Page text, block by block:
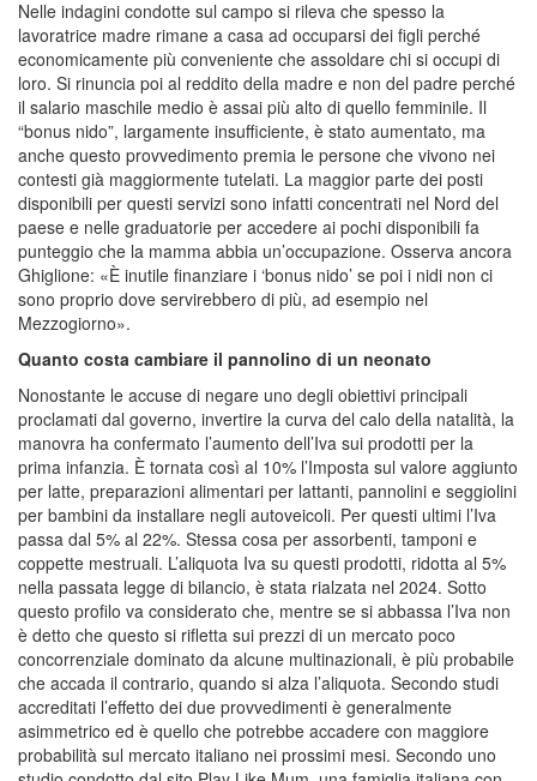
Nelle indagini condotte sul campo si rileva che spesso la
lavoratrice madre rimane a casa ad occuparsi dei figli perché
economicamente più conveniente che assoldare chi si occupi di
loro. Si rinuncia poi al reddito della madre e non del padre perché
il salario maschile medio è assai più alto di quello femminile. Il
“bonus nido”, largamente insufficiente, è stato aumentato, ma
anche questo provvedimento premia le persone che vivono nei
contesti già maggiormente tutelati. La maggior parte dei posti
disponibili per questi servizi sono infatti concentrati nel Nord del
paese e nelle graduatorie per accedere ai pochi disponibili fa
punteggio che la mamma abbia un’occupazione. Osserva ancora
Ghiglione: «È inutile finanziare i ‘bonus nido’ se poi i nidi non ci
sono proprio dove servirebbero di più, ad esempio nel
Mezzogiorno».
Quanto costa cambiare il pannolino di un neonato
Nonostante le accuse di negare uno degli obiettivi principali
proclamati dal governo, invertire la curva del calo della natalità, la
manovra ha confermato l’aumento dell’Iva sui prodotti per la
prima infanzia. È tornata così al 10% l’Imposta sul valore aggiunto
per latte, preparazioni alimentari per lattanti, pannolini e seggiolini
per bambini da installare negli autoveicoli. Per questi ultimi l’Iva
passa dal 5% al 22%. Stessa cosa per assorbenti, tamponi e
coppette mestruali. L’aliquota Iva su questi prodotti, ridotta al 5%
nella passata legge di bilancio, è stata rialzata nel 2024. Sotto
questo profilo va considerato che, mentre se si abbassa l’Iva non
è detto che questo si rifletta sui prezzi di un mercato poco
concorrenziale dominato da alcune multinazionali, è più probabile
che accada il contrario, quando si alza l’aliquota. Secondo studi
accreditati l’effetto dei due provvedimenti è generalmente
asimmetrico ed è quello che potrebbe accadere con maggiore
probabilità sul mercato italiano nei prossimi mesi. Secondo uno